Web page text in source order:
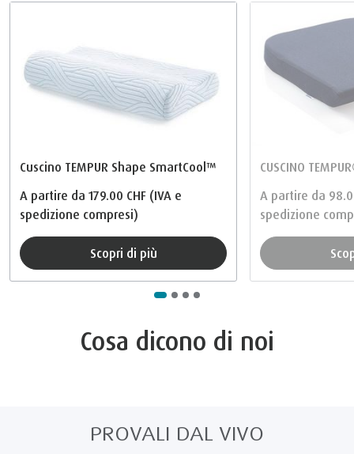
Cuscino TEMPUR Shape SmartCool™
A partire da 179.00 CHF (IVA e
spedizione compresi)
Scopri di più
CUSCINO
A partire da
spedizione
Cosa dicono di noi
PROVALI DAL VIVO